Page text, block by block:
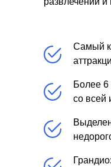
Самый
Более 6
со всей